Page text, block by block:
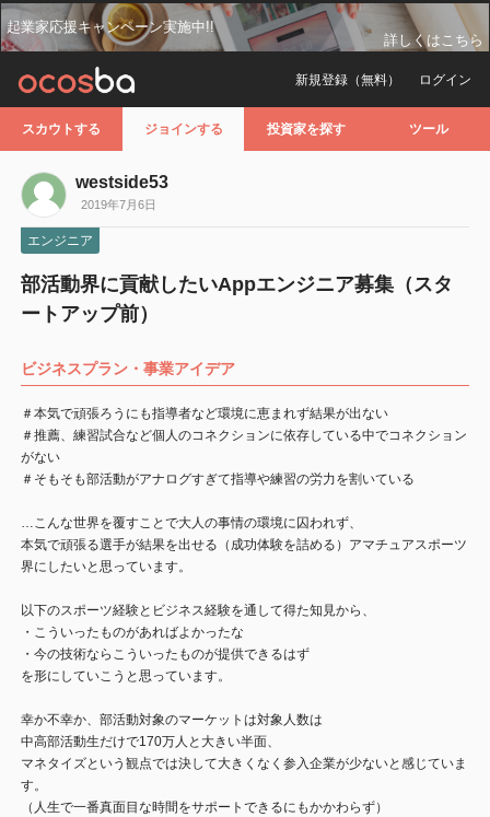
起業家応援キャンペーン実施中!!
詳しくはこちら
ログイン
新規登録（無料）
スカウトする ジョインする 投資家を探す ツール
westside53
2019年7月6日
エンジニア
部活動界に貢献したいAppエンジニア募集（スタ
ートアップ前）
ビジネスプラン・事業アイデア
＃本気で頑張ろうにも指導者など環境に恵まれず結果が出ない
＃推薦、練習試合など個人のコネクションに依存している中でコネクション
がない
＃そもそも部活動がアナログすぎて指導や練習の労力を割いている
…こんな世界を覆すことで大人の事情の環境に囚われず、
本気で頑張る選手が結果を出せる（成功体験を詰める）アマチュアスポーツ
界にしたいと思っています。
以下のスポーツ経験とビジネス経験を通して得た知見から、
・こういったものがあればよかったな
・今の技術ならこういったものが提供できるはず
を形にしていこうと思っています。
幸か不幸か、部活動対象のマーケットは対象人数は
中高部活動生だけで170万人と大きい半面、
マネタイズという観点では決して大きくなく参入企業が少ないと感じていま
す。
（人生で一番真面目な時間をサポートできるにもかかわらず）